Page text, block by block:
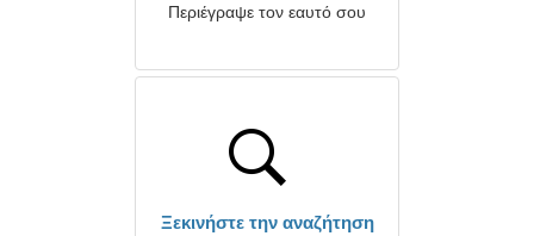
Περιέγραψε τον εαυτό σου
Ξεκινήστε την αναζήτηση